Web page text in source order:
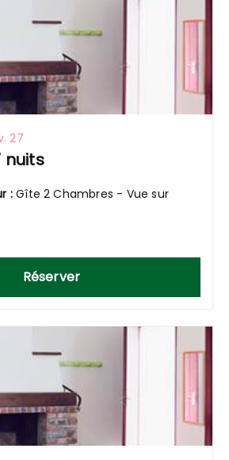
27
nuits
:Gîte 2 Chambres - Vue sur
Réserver